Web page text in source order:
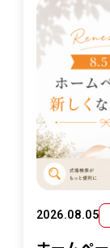
2026.08.05